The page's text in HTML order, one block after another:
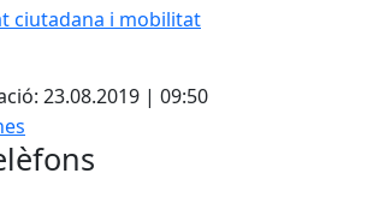
ciutadana i mobilitat
23.08.2019 | 09:50